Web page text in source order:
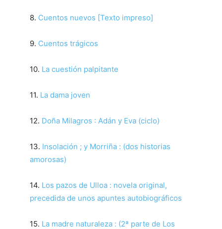
8. Cuentos nuevos [Texto impreso]
9. Cuentos trágicos
10. La cuestión palpitante
11. La dama joven
12. Doña Milagros : Adán y Eva (ciclo)
13. Insolación ; y Morriña : (dos historias
amorosas)
14. Los pazos de Ulloa : novela original,
precedida de unos apuntes autobiográficos
15. La madre naturaleza : (2ª parte de Los